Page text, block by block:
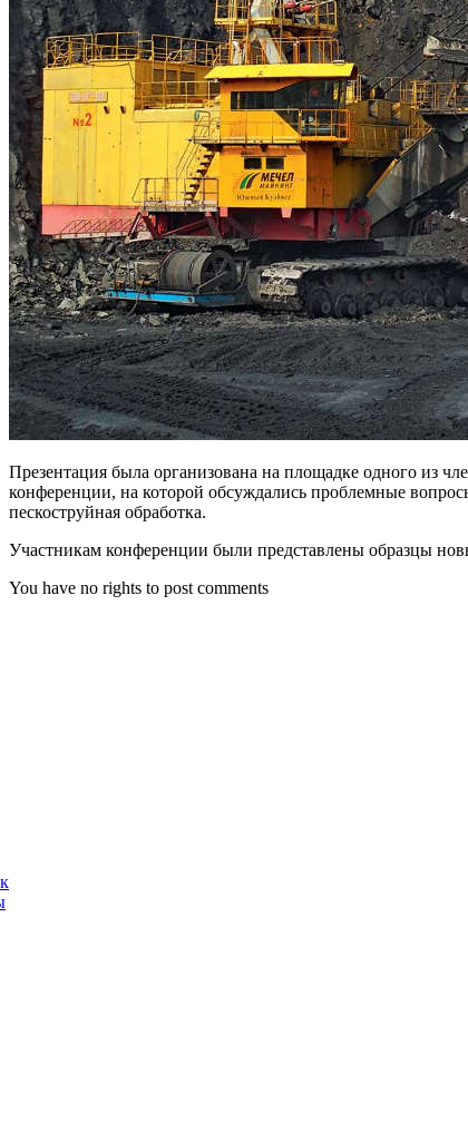
Презентация была организована на площадке одного из
конференции, на которой обсуждались проблемные
пескоструйная обработка.
Участникам конференции были представлены образцы
You have no rights to post comments